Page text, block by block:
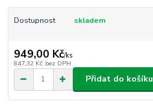
Dostupnost skladem
949,00 Kč/ks
847,32 Kč bez DPH
Přidat do košíku